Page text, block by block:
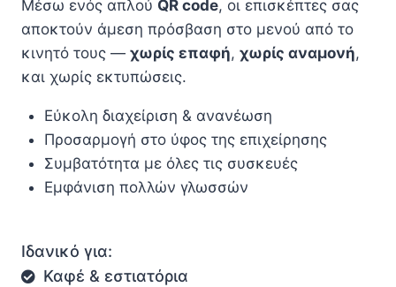
Μέσω ενός απλού QR code, οι επισκέπτες σας
αποκτούν άμεση πρόσβαση στο μενού από το
κινητό τους — χωρίς επαφή, χωρίς αναμονή,
και χωρίς εκτυπώσεις.
Εύκολη διαχείριση & ανανέωση
Προσαρμογή στο ύφος της επιχείρησης
Συμβατότητα με όλες τις συσκευές
Εμφάνιση πολλών γλωσσών
Ιδανικό για:
Καφέ & εστιατόρια